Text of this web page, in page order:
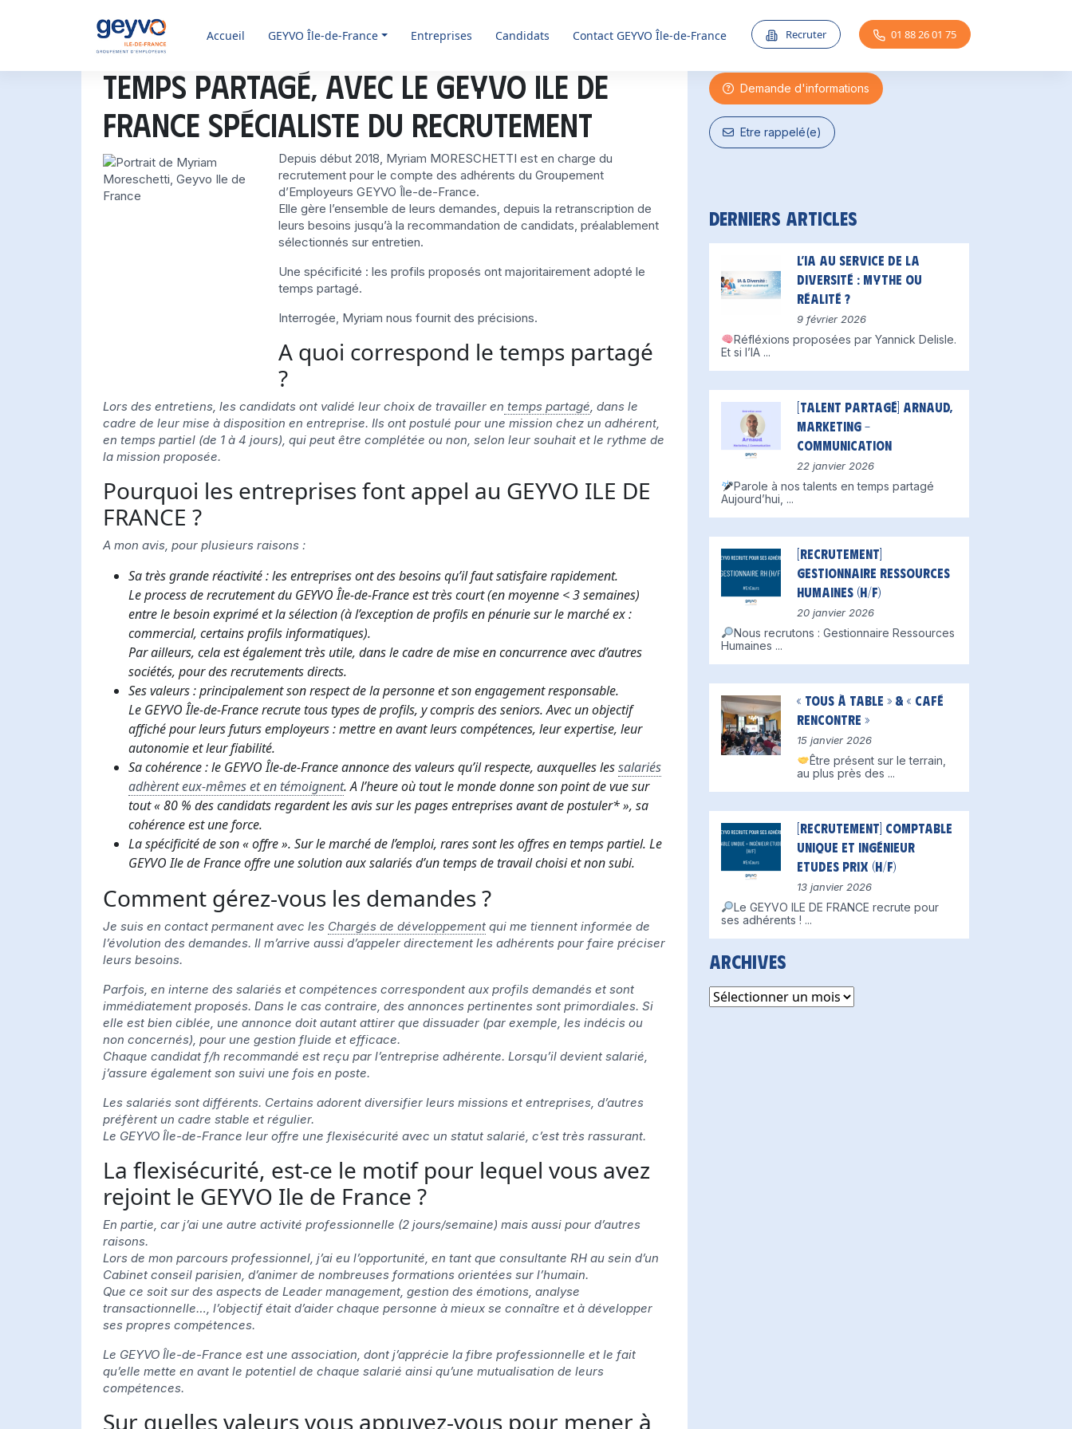
Accueil GEYVOÎle-de-France Entreprises Candidats Contact GEYVO Île-de-France Recruter 01 88 26 01 75
Temps partagé, avec le Geyvo Ile de
France spécialiste du recrutement
Depuis début 2018, Myriam MORESCHETTI est en charge du
recrutement pour le compte des adhérents du Groupement
d’Employeurs GEYVO Île-de-France.
Elle gère l’ensemble de leurs demandes, depuis la retranscription de
leurs besoins jusqu’à la recommandation de candidats, préalablement
sélectionnés sur entretien.
Une spécificité : les profils proposés ont majoritairement adopté le
temps partagé.
Interrogée, Myriam nous fournit des précisions.
A quoi correspond le temps partagé
?
Lors des entretiens, les candidats ont validé leur choix de travailler en temps partagé, dans le
cadre de leur mise à disposition en entreprise. Ils ont postulé pour une mission chez un adhérent,
en temps partiel (de 1 à 4 jours), qui peut être complétée ou non, selon leur souhait et le rythme de
la mission proposée.
Pourquoi les entreprises font appel au GEYVO ILE DE
FRANCE ?
A mon avis, pour plusieurs raisons :
Sa très grande réactivité : les entreprises ont des besoins qu’il faut satisfaire rapidement.
Le process de recrutement du GEYVO Île-de-France est très court (en moyenne < 3 semaines)
entre le besoin exprimé et la sélection (à l’exception de profils en pénurie sur le marché ex :
commercial, certains profils informatiques).
Par ailleurs, cela est également très utile, dans le cadre de mise en concurrence avec d’autres
sociétés, pour des recrutements directs.
Ses valeurs : principalement son respect de la personne et son engagement responsable.
Le GEYVO Île-de-France recrute tous types de profils, y compris des seniors. Avec un objectif
affiché pour leurs futurs employeurs : mettre en avant leurs compétences, leur expertise, leur
autonomie et leur fiabilité.
Sa cohérence : le GEYVO Île-de-France annonce des valeurs qu’il respecte, auxquelles lessalariés
adhèrent eux-mêmes et en témoignent. A l’heure où tout le monde donne son point de vue sur
tout « 80 % des candidats regardent les avis sur les pages entreprises avant de postuler* », sa
cohérence est une force.
La spécificité de son « offre ». Sur le marché de l’emploi, rares sont les offres en temps partiel. Le
GEYVO Ile de France offre une solution aux salariés d’un temps de travail choisi et non subi.
Comment gérez-vous les demandes ?
Je suis en contact permanent avec les Chargés de développement qui me tiennent informée de
l’évolution des demandes. Il m’arrive aussi d’appeler directement les adhérents pour faire préciser
leurs besoins.
Parfois, en interne des salariés et compétences correspondent aux profils demandés et sont
immédiatement proposés. Dans le cas contraire, des annonces pertinentes sont primordiales. Si
elle est bien ciblée, une annonce doit autant attirer que dissuader (par exemple, les indécis ou
non concernés), pour une gestion fluide et efficace.
Chaque candidat f/h recommandé est reçu par l’entreprise adhérente. Lorsqu’il devient salarié,
j’assure également son suivi une fois en poste.
Les salariés sont différents. Certains adorent diversifier leurs missions et entreprises, d’autres
préfèrent un cadre stable et régulier.
Le GEYVO Île-de-France leur offre une flexisécurité avec un statut salarié, c’est très rassurant.
La flexisécurité, est-ce le motif pour lequel vous avez
rejoint le GEYVO Ile de France ?
En partie, car j’ai une autre activité professionnelle (2 jours/semaine) mais aussi pour d’autres
raisons.
Lors de mon parcours professionnel, j’ai eu l’opportunité, en tant que consultante RH au sein d’un
Cabinet conseil parisien, d’animer de nombreuses formations orientées sur l’humain.
Que ce soit sur des aspects de Leader management, gestion des émotions, analyse
transactionnelle…, l’objectif était d’aider chaque personne à mieux se connaître et à développer
ses propres compétences.
Le GEYVO Île-de-France est une association, dont j’apprécie la fibre professionnelle et le fait
qu’elle mette en avant le potentiel de chaque salarié ainsi qu’une mutualisation de leurs
compétences.
Sur quelles valeurs vous appuyez-vous pour mener à
Une question ?
Demande d'informations
Etre rappelé(e)
Derniers articles
L’IA au service de la
diversité : mythe ou
réalité ?
9 février 2026
Réfléxions proposées par Yannick Delisle.
Et si l’IA ...
[Talent partagé] Arnaud,
Marketing –
Communication
22 janvier 2026
Parole à nos talents en temps partagé
Aujourd’hui, ...
[Recrutement]
Gestionnaire Ressources
Humaines (H/F)
20 janvier 2026
Nous recrutons : Gestionnaire Ressources
Humaines ...
« Tous à table » & « Café
Rencontre »
15 janvier 2026
Être présent sur le terrain,
au plus près des ...
[Recrutement] Comptable
unique et Ingénieur
Etudes Prix (H/F)
13 janvier 2026
Le GEYVO ILE DE FRANCE recrute pour
ses adhérents ! ...
Archives
Archives